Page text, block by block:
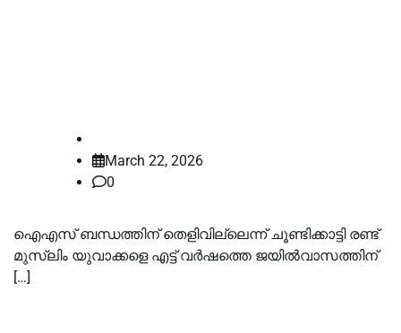
March 22, 2026
0
ഐഎസ് ബന്ധത്തിന് തെളിവില്ലെന്ന് ചൂണ്ടിക്കാട്ടി രണ്ട്
മുസ്‌ലിം യുവാക്കളെ എട്ട് വർഷത്തെ ജയില്‍വാസത്തിന്
[…]